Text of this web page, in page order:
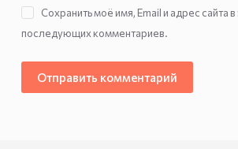
Сохранить моё имя, Email и адрес сайта
последующих комментариев.
Отправить комментарий